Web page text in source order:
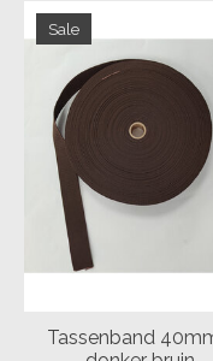
Sale
Tassenband